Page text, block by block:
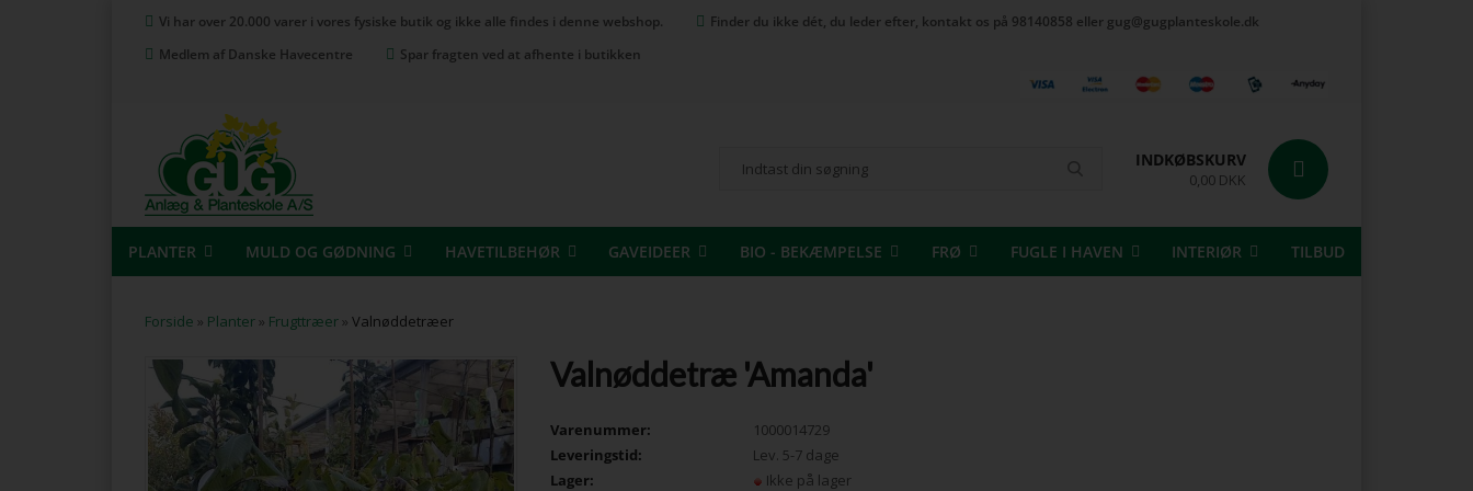
Vi har over 20.000 varer i vores fysiske butik og ikke alle findes i denne webshop.
Finder du ikke dét, du leder efter, kontakt os på 98140858 eller gug@gugplanteskole.dk
Medlem af Danske Havecentre
Spar fragten ved at afhente i butikken
INDKØBSKURV
0,00 DKK
PLANTER MULD OG GØDNING HAVETILBEHØR GAVEIDEER BIO - BEKÆMPELSE FRØ FUGLE I HAVEN INTERIØR TILBUD
Forside » Planter » Frugttræer » Valnøddetræer
Valnøddetræ 'Amanda'
Varenummer:
1000014729
Leveringstid:
Lev. 5-7 dage
Lager:
Ikke på lager